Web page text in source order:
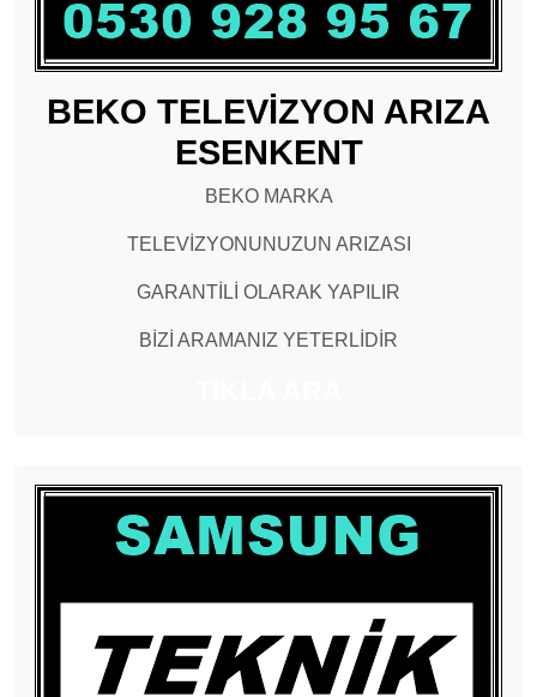
BEKO TELEVİZYON ARIZA
ESENKENT
BEKO MARKA
TELEVİZYONUNUZUN ARIZASI
GARANTİLİ OLARAK YAPILIR
BİZİ ARAMANIZ YETERLİDİR